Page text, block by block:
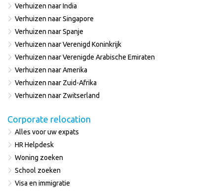
Verhuizen naar India
Verhuizen naar Singapore
Verhuizen naar Spanje
Verhuizen naar Verenigd Koninkrijk
Verhuizen naar Verenigde Arabische Emiraten
Verhuizen naar Amerika
Verhuizen naar Zuid-Afrika
Verhuizen naar Zwitserland
Corporate relocation
Alles voor uw expats
HR Helpdesk
Woning zoeken
School zoeken
Visa en immigratie